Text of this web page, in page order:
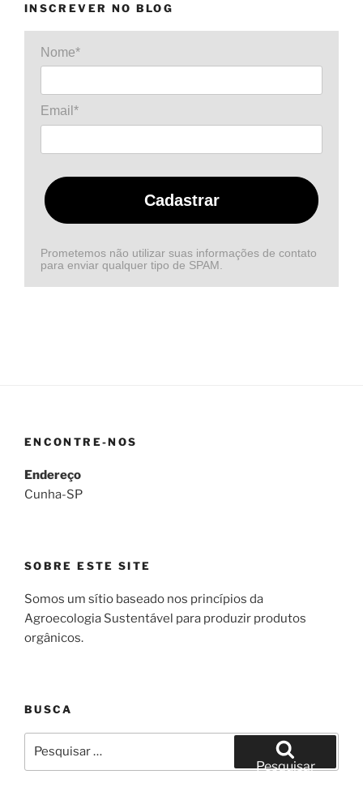
INSCREVER NO BLOG
Nome*
Email*
Cadastrar
Prometemos não utilizar suas informações de contato
para enviar qualquer tipo de SPAM.
ENCONTRE-NOS
Endereço
Cunha-SP
SOBRE ESTE SITE
Somos um sítio baseado nos princípios da
Agroecologia Sustentável para produzir produtos
orgânicos.
BUSCA
por:
Pesquisar